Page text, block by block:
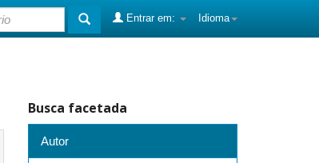
Idioma
Entrar em:
Busca facetada
Autor